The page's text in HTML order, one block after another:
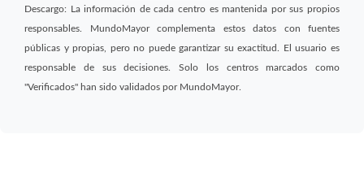
Descargo: La información de cada centro es mantenida por sus propios
responsables. MundoMayor complementa estos datos con fuentes
públicas y propias, pero no puede garantizar su exactitud. El usuario es
responsable de sus decisiones. Solo los centros marcados como
"Verificados" han sido validados por MundoMayor.